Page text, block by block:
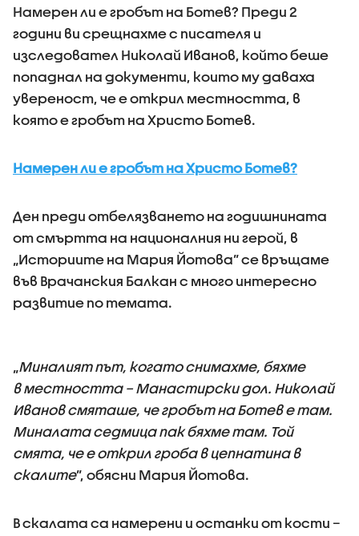
Намерен ли е гробът на Ботев? Преди 2
години ви срещнахме с писателя и
изследовател Николай Иванов, който беше
попаднал на документи, които му даваха
увереност, че е открил местността, в
която е гробът на Христо Ботев.
Намерен ли е гробът на Христо Ботев?
Ден преди отбелязването на годишнината
от смъртта на националния ни герой, в
„Историите на Мария Йотова” се връщаме
във Врачанския Балкан с много интересно
развитие по темата.
„Миналият път, когато снимахме, бяхме
в местността – Манастирски дол. Николай
Иванов смяташе, че гробът на Ботев е там.
Миналата седмица пак бяхме там. Той
смята, че е открил гроба в цепнатина в
скалите”, обясни Мария Йотова.
В скалата са намерени и останки от кости –